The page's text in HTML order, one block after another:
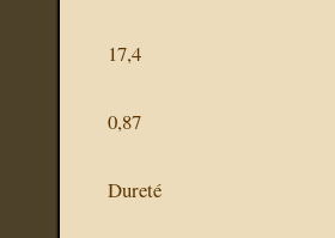
17,4
0,87
Dureté